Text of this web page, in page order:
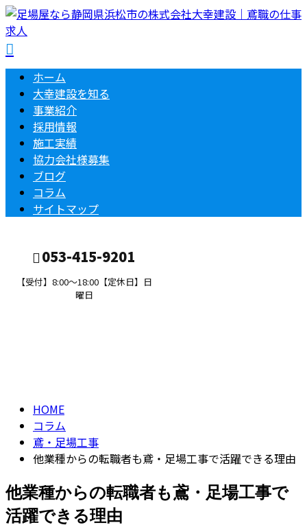
ホーム
大幸建設を知る
事業紹介
採用情報
施工実績
協力会社様募集
ブログ
コラム
サイトマップ
053-415-9201
【受付】8:00～18:00【定休日】日
曜日
HOME
コラム
鳶・足場工事
他業種からの転職者も鳶・足場工事で活躍できる理由
他業種からの転職者も鳶・足場工事で
活躍できる理由